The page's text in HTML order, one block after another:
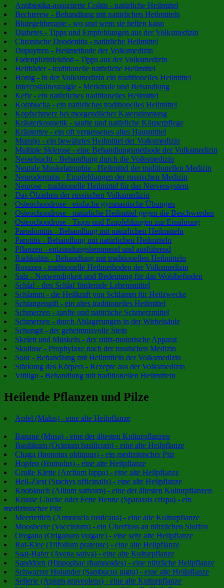
Antibiotika-assoziierte Colitis - natürliche Heilmittel
Bechterew - Behandlung mit natürlichen Heilmitteln
Blutegeltherapie - wo und wem sie helfen kann
Diabetes - Tipps und Empfehlungen aus der Volksmedizin
Chronische Duodenitis - natürliche Heilmittel
Dupuytren - Heilmethode der Volksmedizin
Fadenpilzinfektion - Tipps aus der Volksmedizin
Heilbäder - traditionelle natürliche Heilmittel
Honig - in der Volksmedizin ein traditionelles Heilmittel
Intercostalneuralgie - Merkmale und Behandlung
Kefir - ein natürliches traditionelles Heilmittel
Kombucha - ein natürliches traditionelles Heilmittel
Kopfschmerz bei morgendlicher Katerstimmung
Kräuterkosmetik - sanfte und natürliche Körperpflege
Kräutertee - ein oft vergessenes altes Hausmittel
Mumijo - ein bewährtes Heilmittel der Volksmedizin
Multiple Sklerose - eine Behandlungsmethode der Volksmedizin
Nesselsucht - Behandlung durch die Volksmedizin
Neurale Muskelatrophie - Heilmittel der traditionellen Medizin
Neurodermitis - Empfehlungen der russischen Medizin
Neurose - traditionelle Heilmittel für das Nervensystem
Das Ölziehen der russischen Volksmedizin
Osteochondrose - einfache gymnastische Übungen
Osteochondrose - natürliche Heilmittel gegen die Beschwerden
Osteochondrose - Tipps und Empfehlungen zur Ernährung
Parodontitis - Behandlung mit natürlichen Heilmitteln
Parotitis - Behandlung mit natürlichen Heilmitteln
Pflanzen - entzündungshemmend und ausführend
Radikulitis - Behandlung mit traditionellen Heilmitteln
Rosazea - traditionelle Heilmethoden der Volksmedizin
Salz - Notwendigkeit und Bedeutung für das Wohlbefinden
Schlaf - den Schlaf fördernde Lebensmittel
Schlamm - die Heilkraft von Schlamm für Heilzwecke
Schlangengift - ein altes traditionelles Heilmittel
Schmerzen - sanfte und natürliche Schmerzmittel
Schmerzen - durch Ablagerungen in der Wirbelsäule
Schungit - der geheimnisvolle Stein
Skelett und Muskeln - der stütz-motorische Apparat
Skoliose - Prophylaxe nach der russischen Medizin
Soor - Behandlung mit Heilmitteln der Volksmedizin
Stärkung des Körpers - Rezepte aus der Volksmedizin
Vitiligo - Behandlung mit traditionellen Heilmitteln
Heilende Pflanzen und Pilze
Apfel (Malus) - eine alte Heilpflanze
Banane (Musa) - eine der ältesten Kulturpflanzen
Basilikum (Ocimum basilicum) - eine alte Heilpflanze
Chaga (Inonotus obliquus) - ein medizinischer Pilz
Hopfen (Humulus) - eine alte Heilpflanze
Große Klette (Arctium lappa) - eine alte Heilpflanze
Heil-Ziest (Stachys officinalis) - eine alte Heilpflanze
Knoblauch (Allium sativum) - eine der ältesten Kulturpflanzen
Krause Glucke oder Fette Henne (Sparassis crispa) - ein
medizinischer Pilz
Meerrettich (Armoracia rusticana) - eine alte Kulturpflanze
Moosbeere (Vaccinium) - ein Überfluss an nützlichen Stoffen
Oregano (Origanum vulgare) - eine sehr alte Heilpflanze
Rot-Klee (Trifolium pratense) - eine alte Heilpflanze
Saat-Hafer (Avena sativa) - eine alte Kulturpflanze
Sanddorn (Hippophae rhamnoides) - eine nützliche Heilpflanze
Schwarzer Holunder (Sambucus nigra) - eine alte Heilpflanze
Sellerie (Apium graveolens) - eine alte Kulturpflanze